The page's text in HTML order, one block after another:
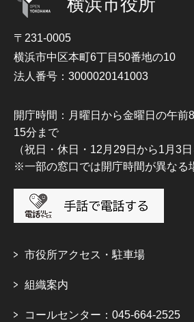
横浜市役所
〒231-0005
横浜市中区本町6丁目50番地の10
法人番号：3000020141003
開庁時間：月曜日から金曜日の午前
15分まで
（祝日・休日・12月29日から1月3日
※一部の窓口では開庁時間が異なる
市役所アクセス・駐車場
組織案内
コールセンター：045-664-2525